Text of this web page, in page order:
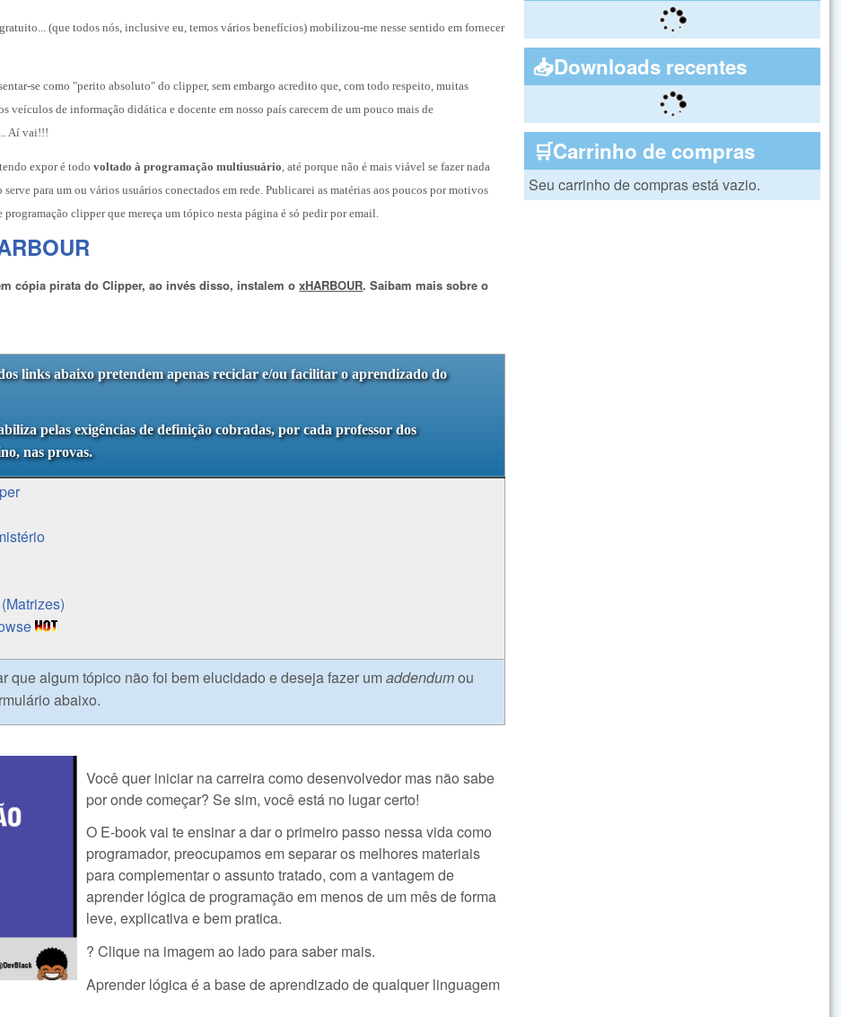
(que todos nós, inclusive eu, temos vários benefícios) mobilizou-me nesse sentido em fornecer
se como "perito absoluto" do clipper, sem embargo acredito que, com todo respeito, muitas
veículos de informação didática e docente em nosso país carecem de um pouco mais de
Aí vai!!!
expor é todovoltado à programação multiusuário, até porque não é mais viável se fazer nada
para um ou vários usuários conectados em rede. Publicarei as matérias aos poucos por motivos
programação clipper que mereça um tópico nesta página é só pedir por email.
cópia pirata do Clipper, ao invés disso, instalem oxHARBOUR. Saibam mais sobre o
links abaixo pretendem apenas reciclar e/ou facilitar o aprendizado do
pelas exigências de definição cobradas, por cada professor dos
nas provas.
(Matrizes)
que algum tópico não foi bem elucidado e deseja fazer umaddendumou
abaixo.
Você quer iniciar na carreira como desenvolvedor mas não sabe
por onde começar? Se sim, você está no lugar certo!
O E-book vai te ensinar a dar o primeiro passo nessa vida como
programador, preocupamos em separar os melhores materiais
para complementar o assunto tratado, com a vantagem de
aprender lógica de programação em menos de um mês de forma
leve, explicativa e bem pratica.
? Clique na imagem ao lado para saber mais.
Aprender lógica é a base de aprendizado de qualquer linguagem
📥Downloads recentes
🛒Carrinho de compras
Seu carrinho de compras está vazio.